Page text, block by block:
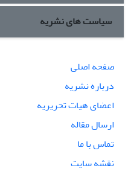
سیاست های نشریه
صفحه اصلی
درباره نشریه
اعضای هیات تحریریه
ارسال مقاله
تماس با ما
نقشه سایت